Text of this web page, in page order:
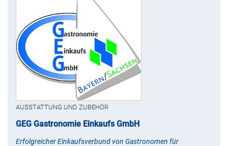
AUSSTATTUNG UND ZUBEHÖR
GEG Gastronomie Einkaufs GmbH
Erfolgreicher Einkaufsverbund von Gastronomen für